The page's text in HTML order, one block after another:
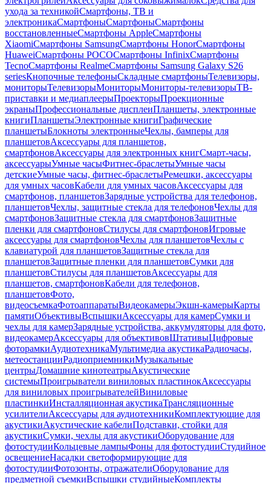
ухода за техникойСмартфоны, ТВ и
электроникаСмартфоныСмартфоныСмартфоны
восстановленныеСмартфоны AppleСмартфоны
XiaomiСмартфоны SamsungСмартфоны HonorСмартфоны
HuaweiСмартфоны POCOСмартфоны InfinixСмартфоны
TecnoСмартфоны RealmeСмартфоны Samsung Galaxy S26
seriesКнопочные телефоныСкладные смартфоныТелевизоры,
мониторыТелевизорыМониторыМониторы-телевизорыТВ-
приставки и медиаплеерыПроекторыПроекционные
экраныПрофессиональные дисплеиПланшеты, электронные
книгиПланшетыЭлектронные книгиГрафические
планшетыБлокноты электронныеЧехлы, бамперы для
планшетовАксессуары для планшетов,
смартфоновАксессуары для электронных книгСмарт-часы,
аксессуарыУмные часыФитнес-браслетыУмные часы
детскиеУмные часы, фитнес-браслетыРемешки, аксессуары
для умных часовКабели для умных часовАксессуары для
смартфонов, планшетовЗарядные устройства для телефонов,
планшетовЧехлы, защитные стекла для телефоновЧехлы для
смартфоновЗащитные стекла для смартфоновЗащитные
пленки для смартфоновСтилусы для смартфоновИгровые
аксессуары для смартфоновЧехлы для планшетовЧехлы с
клавиатурой для планшетовЗащитные стекла для
планшетовЗащитные пленки для планшетовСумки для
планшетовСтилусы для планшетовАксессуары для
планшетов, смартфоновКабели для телефонов,
планшетовФото,
видеосъемкаФотоаппаратыВидеокамерыЭкшн-камерыКарты
памятиОбъективыВспышкиАксессуары для камерСумки и
чехлы для камерЗарядные устройства, аккумуляторы для фото,
видеокамерАксессуары для объективовШтативыЦифровые
фоторамкиАудиотехникаМультимедиа акустикаРадиочасы,
метеостанцииРадиоприемникиМузыкальные
центрыДомашние кинотеатрыАкустические
системыПроигрыватели виниловых пластинокАксессуары
для виниловых проигрывателейВиниловые
пластинкиИнсталляционная акустикаТрансляционные
усилителиАксессуары для аудиотехникиКомплектующие для
акустикиАкустические кабелиПодставки, стойки для
акустикиСумки, чехлы для акустикиОборудование для
фотостудииКольцевые лампыФоны для фотостудииСтудийное
освещениеНасадки светоформирующие для
фотостудииФотозонты, отражателиОборудование для
предметной съемкиВспышки студийныеКомплекты